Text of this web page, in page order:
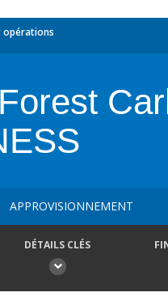
opérations
APPROVISIONNEMENT
DÉTAILS CLÉS